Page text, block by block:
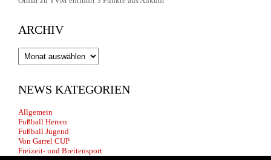
ARCHIV
Archiv
NEWS KATEGORIEN
Allgemein
Fußball Herren
Fußball Jugend
Von Garrel CUP
Freizeit- und Breitensport